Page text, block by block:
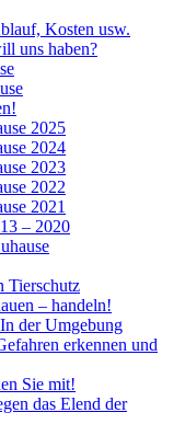
Kosten usw.
uns haben?
2025
2024
2023
2022
2021
– 2020
Tierschutz
– handeln!
In der Umgebung
erkennen und
Sie mit!
das Elend der